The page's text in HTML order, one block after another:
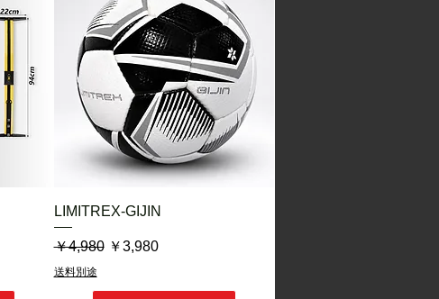
クイックビュー
LIMITREX-GIJIN
通常価格
￥4,980 セール価格
￥3,980
送料別途